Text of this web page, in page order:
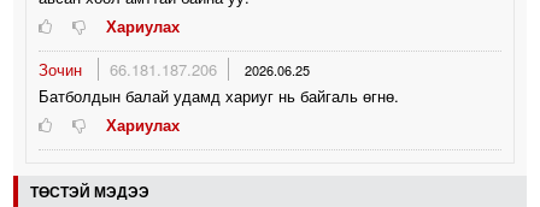
Хариулах
Зочин
66.181.187.206 2026.06.25
Батболдын балай удамд хариуг нь байгаль өгнө.
Хариулах
ТӨСТЭЙ МЭДЭЭ